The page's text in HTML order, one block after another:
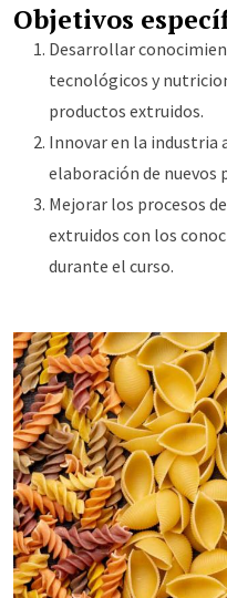
Objetivos
Desarrollar
tecnológicos y
productos extruidos.
Innovar en la industria
elaboración de nuevos
Mejorar los procesos
extruidos con los
durante el curso.